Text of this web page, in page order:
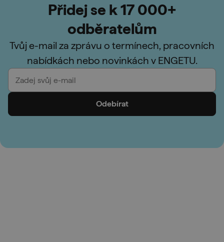
Přidej se k 17 000+
odběratelům
Tvůj e-mail za zprávu o termínech, pracovních
nabídkách nebo novinkách v ENGETU.
Odebírat